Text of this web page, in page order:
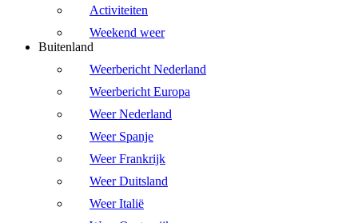
Activiteiten
Weekend weer
Buitenland
Weerbericht Nederland
Weerbericht Europa
Weer Nederland
Weer Spanje
Weer Frankrijk
Weer Duitsland
Weer Italië